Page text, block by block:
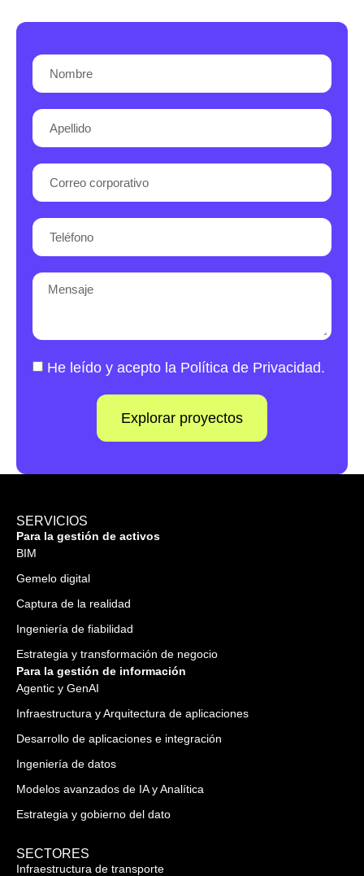
He leído y acepto la Política de Privacidad.
Explorar proyectos
SERVICIOS
Para la gestión de activos
BIM
Gemelo digital
Captura de la realidad
Ingeniería de fiabilidad
Estrategia y transformación de negocio
Para la gestión de información
Agentic y GenAI
Infraestructura y Arquitectura de aplicaciones
Desarrollo de aplicaciones e integración
Ingeniería de datos
Modelos avanzados de IA y Analítica
Estrategia y gobierno del dato
SECTORES
Infraestructura de transporte